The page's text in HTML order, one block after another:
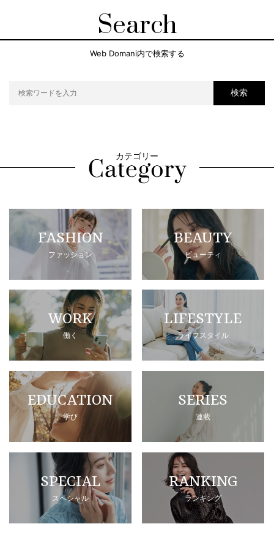
Search
Web Domani内で検索する
検索
カテゴリー
FASHION
ファッション
BEAUTY
ビューティ
WORK
働く
LIFESTYLE
ライフスタイル
EDUCATION
学び
SERIES
連載
SPECIAL
スペシャル
RANKING
ランキング